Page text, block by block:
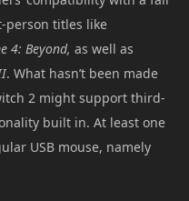
person titles like
4: Beyond, as well as
. What hasn’t been made
2 might support third-
built in. At least one
USB mouse, namely